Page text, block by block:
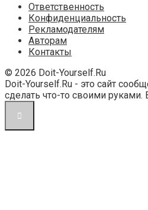
Ответственность
Конфиденциальность
Рекламодателям
Авторам
Контакты
© 2026 Doit-Yourself.Ru
Doit-Yourself.Ru - это сайт
сделать что-то своими